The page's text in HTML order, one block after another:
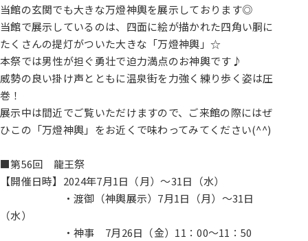
当館の玄関でも大きな万燈神輿を展示しております◎
当館で展示しているのは、四面に絵が描かれた四角い胴に
たくさんの提灯がついた大きな「万燈神輿」☆
本祭では男性が担ぐ勇壮で迫力満点のお神輿です♪
威勢の良い掛け声とともに温泉街を力強く練り歩く姿は圧
巻！
展示中は間近でご覧いただけますので、ご来館の際にはぜ
ひこの「万燈神輿」をお近くで味わってみてください(^^)
■第56回 龍王祭
【開催日時】2024年7月1日（月）～31日（水）
・渡御（神輿展示）7月1日（月）～31日
（水）
・神事 7月26日（金）11：00～11：50